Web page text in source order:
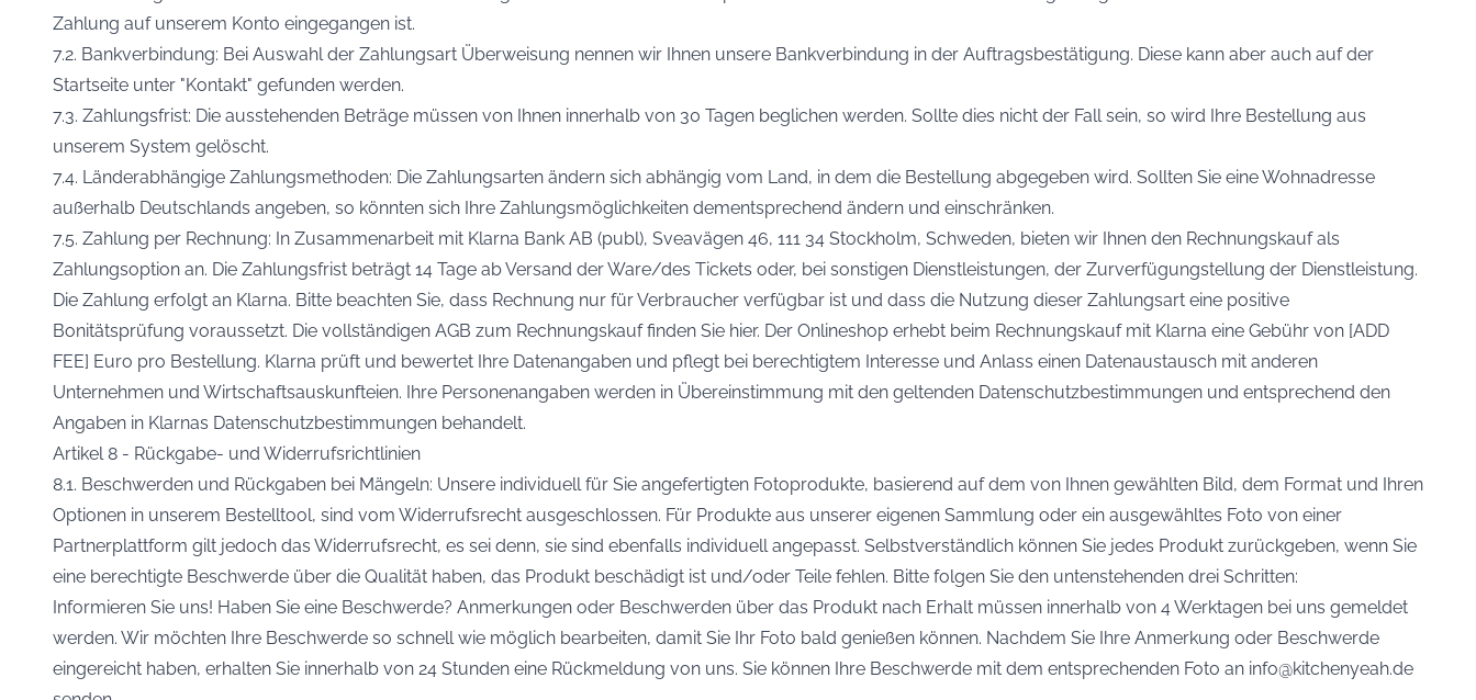
Zahlung auf unserem Konto eingegangen ist.
7.2. Bankverbindung: Bei Auswahl der Zahlungsart Überweisung nennen wir Ihnen unsere Bankverbindung in der Auftragsbestätigung. Diese kann aber auch auf der
Startseite unter "Kontakt" gefunden werden.
7.3. Zahlungsfrist: Die ausstehenden Beträge müssen von Ihnen innerhalb von 30 Tagen beglichen werden. Sollte dies nicht der Fall sein, so wird Ihre Bestellung aus
unserem System gelöscht.
7.4. Länderabhängige Zahlungsmethoden: Die Zahlungsarten ändern sich abhängig vom Land, in dem die Bestellung abgegeben wird. Sollten Sie eine Wohnadresse
außerhalb Deutschlands angeben, so könnten sich Ihre Zahlungsmöglichkeiten dementsprechend ändern und einschränken.
7.5. Zahlung per Rechnung: In Zusammenarbeit mit Klarna Bank AB (publ), Sveavägen 46, 111 34 Stockholm, Schweden, bieten wir Ihnen den Rechnungskauf als
Zahlungsoption an. Die Zahlungsfrist beträgt 14 Tage ab Versand der Ware/des Tickets oder, bei sonstigen Dienstleistungen, der Zurverfügungstellung der Dienstleistung.
Die Zahlung erfolgt an Klarna. Bitte beachten Sie, dass Rechnung nur für Verbraucher verfügbar ist und dass die Nutzung dieser Zahlungsart eine positive
Bonitätsprüfung voraussetzt. Die vollständigen AGB zum Rechnungskauf finden Sie hier. Der Onlineshop erhebt beim Rechnungskauf mit Klarna eine Gebühr von [ADD
FEE] Euro pro Bestellung. Klarna prüft und bewertet Ihre Datenangaben und pflegt bei berechtigtem Interesse und Anlass einen Datenaustausch mit anderen
Unternehmen und Wirtschaftsauskunfteien. Ihre Personenangaben werden in Übereinstimmung mit den geltenden Datenschutzbestimmungen und entsprechend den
Angaben in Klarnas Datenschutzbestimmungen behandelt.
Artikel 8 - Rückgabe- und Widerrufsrichtlinien
8.1. Beschwerden und Rückgaben bei Mängeln: Unsere individuell für Sie angefertigten Fotoprodukte, basierend auf dem von Ihnen gewählten Bild, dem Format und Ihren
Optionen in unserem Bestelltool, sind vom Widerrufsrecht ausgeschlossen. Für Produkte aus unserer eigenen Sammlung oder ein ausgewähltes Foto von einer
Partnerplattform gilt jedoch das Widerrufsrecht, es sei denn, sie sind ebenfalls individuell angepasst. Selbstverständlich können Sie jedes Produkt zurückgeben, wenn Sie
eine berechtigte Beschwerde über die Qualität haben, das Produkt beschädigt ist und/oder Teile fehlen. Bitte folgen Sie den untenstehenden drei Schritten:
Informieren Sie uns! Haben Sie eine Beschwerde? Anmerkungen oder Beschwerden über das Produkt nach Erhalt müssen innerhalb von 4 Werktagen bei uns gemeldet
werden. Wir möchten Ihre Beschwerde so schnell wie möglich bearbeiten, damit Sie Ihr Foto bald genießen können. Nachdem Sie Ihre Anmerkung oder Beschwerde
eingereicht haben, erhalten Sie innerhalb von 24 Stunden eine Rückmeldung von uns. Sie können Ihre Beschwerde mit dem entsprechenden Foto an info@kitchenyeah.de